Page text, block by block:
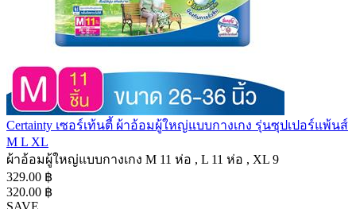
Certainty เซอร์เท้นตี้ ผ้าอ้อมผู้ใหญ่แบบกางเกง รุ่นซุปเปอร์แพ้นส์
M L XL
ผ้าอ้อมผู้ใหญ่แบบกางเกง M 11 ห่อ , L 11 ห่อ , XL 9
329.00 ฿
320.00 ฿
SAVE